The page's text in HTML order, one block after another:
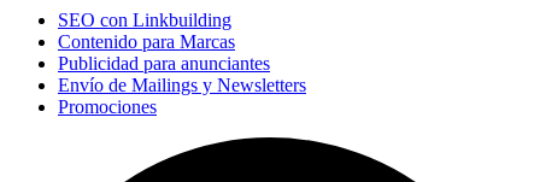
SEO con Linkbuilding
Contenido para Marcas
Publicidad para anunciantes
Envío de Mailings y Newsletters
Promociones